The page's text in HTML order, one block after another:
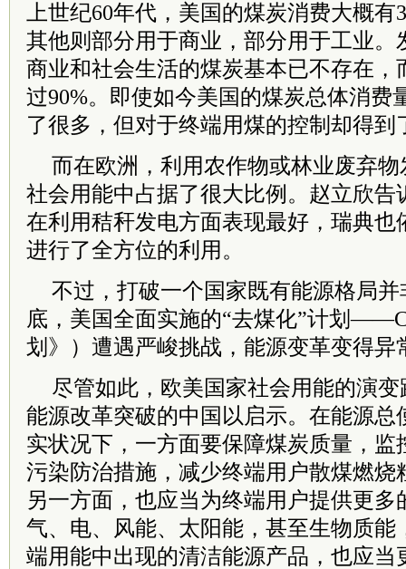
上世纪60年代，美国的煤炭消费大概有
其他则部分用于商业，部分用于工业。
商业和社会生活的煤炭基本已不存在，
过90%。即使如今美国的煤炭总体消费
了很多，但对于终端用煤的控制却得到
而在欧洲，利用农作物或林业废弃
社会用能中占据了很大比例。赵立欣告
在利用秸秆发电方面表现最好，瑞典也
进行了全方位的利用。
不过，打破一个国家既有能源格局并
底，美国全面实施的“去煤化”计划
划》）遭遇严峻挑战，能源变革变得异
尽管如此，欧美国家社会用能的演
能源改革突破的中国以启示。在能源总
实状况下，一方面要保障煤炭质量，监
污染防治措施，减少终端用户散煤燃烧
另一方面，也应当为终端用户提供更多
气、电、风能、太阳能，甚至生物质能
端用能中出现的清洁能源产品，也应当